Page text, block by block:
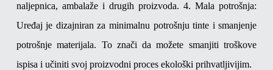
naljepnica, ambalaže i drugih proizvoda. 4. Mala potrošnja:
Uređaj je dizajniran za minimalnu potrošnju tinte i smanjenje
potrošnje materijala. To znači da možete smanjiti troškove
ispisa i učiniti svoj proizvodni proces ekološki prihvatljivijim.